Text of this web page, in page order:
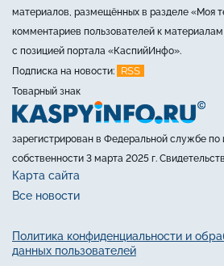
материалов, размещённых в разделе «Моя
комментариев пользователей к
с позицией портала «КаспийИнфо».
Подписка на новости:
RSS
Товарный знак
зарегистрирован в Федеральной службе по
собственности 3 марта 2025 г.
Карта сайта
Все новости
Политика конфиденциальности и
данных пользователей